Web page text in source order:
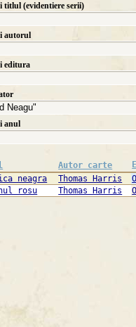
titlul (evidentiere serii)
autorul
editura
anul
Autor carte
neagra
Thomas Harris
rosu
Thomas Harris